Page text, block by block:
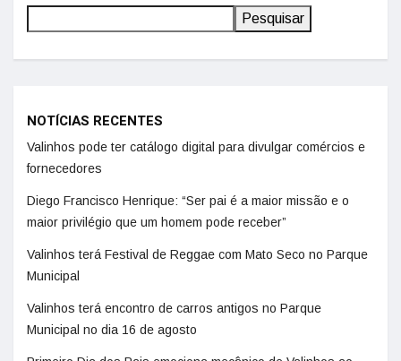
Pesquisar
NOTÍCIAS RECENTES
Valinhos pode ter catálogo digital para divulgar comércios e
fornecedores
Diego Francisco Henrique: “Ser pai é a maior missão e o
maior privilégio que um homem pode receber”
Valinhos terá Festival de Reggae com Mato Seco no Parque
Municipal
Valinhos terá encontro de carros antigos no Parque
Municipal no dia 16 de agosto